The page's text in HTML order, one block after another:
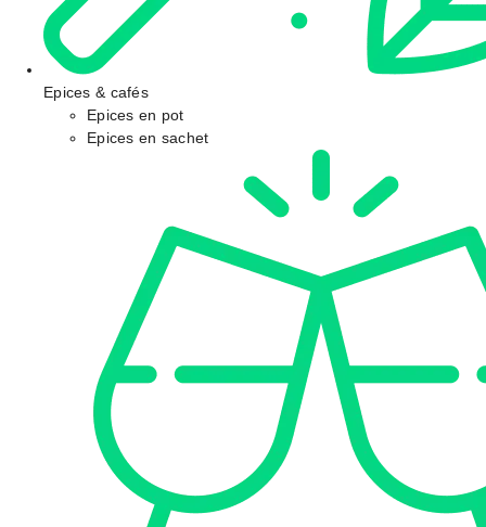
Epices & cafés
Epices en pot
Epices en sachet